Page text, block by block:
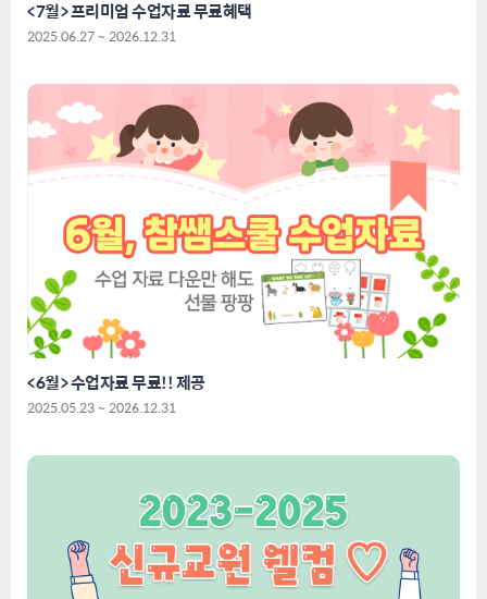
<7월> 프리미엄 수업자료 무료혜택
2025.06.27 ~ 2026.12.31
<6월> 수업자료 무료!! 제공
2025.05.23 ~ 2026.12.31